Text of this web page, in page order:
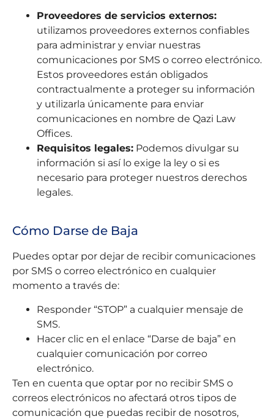
Proveedores de servicios externos:
utilizamos proveedores externos confiables
para administrar y enviar nuestras
comunicaciones por SMS o correo electrónico.
Estos proveedores están obligados
contractualmente a proteger su información
y utilizarla únicamente para enviar
comunicaciones en nombre de Qazi Law
Offices.
Requisitos legales: Podemos divulgar su
información si así lo exige la ley o si es
necesario para proteger nuestros derechos
legales.
Cómo Darse de Baja
Puedes optar por dejar de recibir comunicaciones
por SMS o correo electrónico en cualquier
momento a través de:
Responder “STOP” a cualquier mensaje de
SMS.
Hacer clic en el enlace “Darse de baja” en
cualquier comunicación por correo
electrónico.
Ten en cuenta que optar por no recibir SMS o
correos electrónicos no afectará otros tipos de
comunicación que puedas recibir de nosotros,